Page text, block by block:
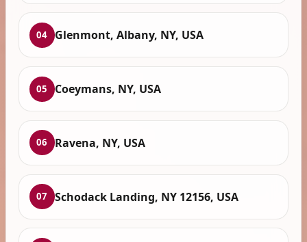
04 Glenmont, Albany, NY, USA
05 Coeymans, NY, USA
06 Ravena, NY, USA
07 Schodack Landing, NY 12156, USA